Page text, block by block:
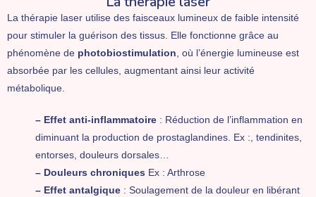
La thérapie laser utilise des faisceaux lumineux de faible intensité
pour stimuler la guérison des tissus. Elle fonctionne grâce au
phénomène de photobiostimulation , où l’énergie lumineuse est
absorbée par les cellules, augmentant ainsi leur activité
métabolique.
– Effet anti-inflammatoire : Réduction de l’inflammation en
diminuant la production de prostaglandines. Ex :, tendinites,
entorses, douleurs dorsales…
– Douleurs chroniques Ex : Arthrose
– Effet antalgique : Soulagement de la douleur en libérant